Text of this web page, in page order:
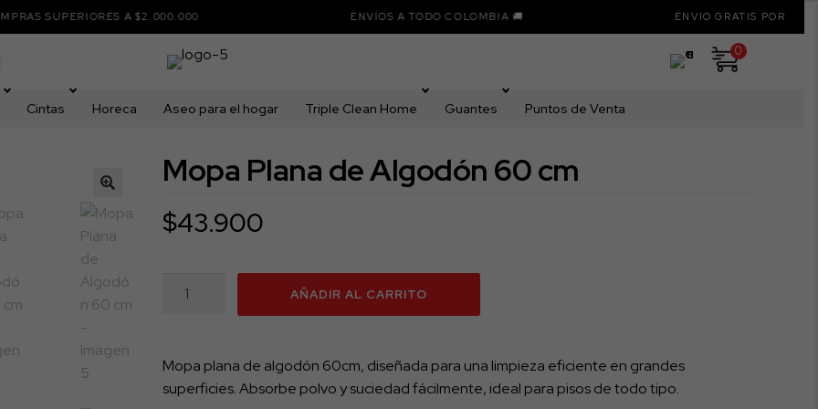
SUPERIORES A $2.000.000 ENVÍOS A TODO COLOMBIA 🚚 ENVIO GRATIS POR COMPRAS
0
Cintas Horeca Aseo para el hogar Triple Clean Home Guantes Puntos de Venta
🔍
Mopa Plana de Algodón 60 cm
$43.900
60
cm
AÑADIR AL CARRITO
Mopa plana de algodón 60cm, diseñada para una limpieza eficiente en grandes
superficies. Absorbe polvo y suciedad fácilmente, ideal para pisos de todo tipo.